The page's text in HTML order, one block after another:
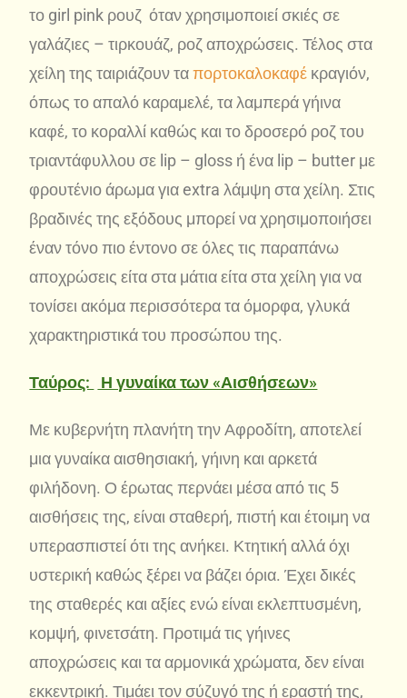
το girl pink ρουζ όταν χρησιμοποιεί σκιές σε
γαλάζιες – τιρκουάζ, ροζ αποχρώσεις. Τέλος στα
χείλη της ταιριάζουν ταπορτοκαλοκαφέ κραγιόν,
όπως το απαλό καραμελέ, τα λαμπερά γήινα
καφέ, το κοραλλί καθώς και το δροσερό ροζ του
τριαντάφυλλου σε lip – gloss ή ένα lip – butter με
φρουτένιο άρωμα για extra λάμψη στα χείλη. Στις
βραδινές της εξόδους μπορεί να χρησιμοποιήσει
έναν τόνο πιο έντονο σε όλες τις παραπάνω
αποχρώσεις είτα στα μάτια είτα στα χείλη για να
τονίσει ακόμα περισσότερα τα όμορφα, γλυκά
χαρακτηριστικά του προσώπου της.
Ταύρος: Η γυναίκα των «Αισθήσεων»
Με κυβερνήτη πλανήτη την Αφροδίτη, αποτελεί
μια γυναίκα αισθησιακή, γήινη και αρκετά
φιλήδονη. Ο έρωτας περνάει μέσα από τις 5
αισθήσεις της, είναι σταθερή, πιστή και έτοιμη να
υπερασπιστεί ότι της ανήκει. Κτητική αλλά όχι
υστερική καθώς ξέρει να βάζει όρια. Έχει δικές
της σταθερές και αξίες ενώ είναι εκλεπτυσμένη,
κομψή, φινετσάτη. Προτιμά τις γήινες
αποχρώσεις και τα αρμονικά χρώματα, δεν είναι
εκκεντρική. Τιμάει τον σύζυγό της ή εραστή της,